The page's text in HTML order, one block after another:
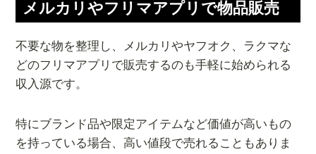
メルカリやフリマアプリで物品販売
不要な物を整理し、メルカリやヤフオク、ラクマな
どのフリマアプリで販売するのも手軽に始められる
収入源です。
特にブランド品や限定アイテムなど価値が高いもの
を持っている場合、高い値段で売れることもありま